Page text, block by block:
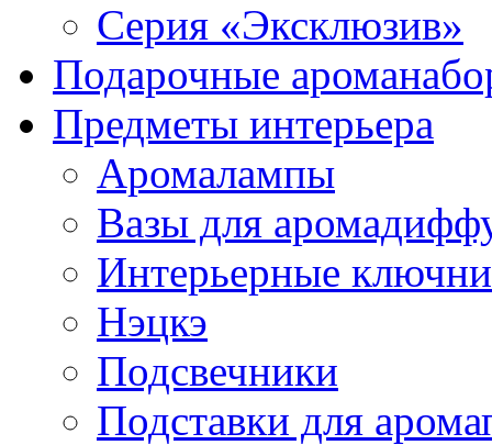
Серия «Эксклюзив»
Подарочные
Предметы интерьера
Аромалампы
Вазы для
Интерьерные
Нэцкэ
Подсвечники
Подставки для